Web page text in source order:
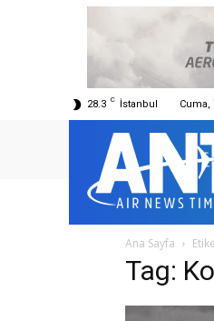
28.3 C İstanbul Cuma,
Ana Sayfa
Tag: